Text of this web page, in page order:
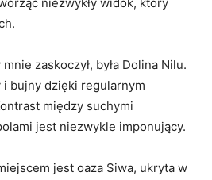
niezwykły widok, który
zaskoczył, była Dolina Nilu.
bujny dzięki regularnym
między suchymi
jest niezwykle⁤ imponujący.
jest​ oaza Siwa, ukryta w